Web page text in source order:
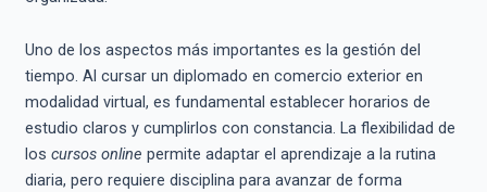
Uno de los aspectos más importantes es la gestión del
tiempo. Al cursar un diplomado en comercio exterior en
modalidad virtual, es fundamental establecer horarios de
estudio claros y cumplirlos con constancia. La flexibilidad de
los cursos online permite adaptar el aprendizaje a la rutina
diaria, pero requiere disciplina para avanzar de forma